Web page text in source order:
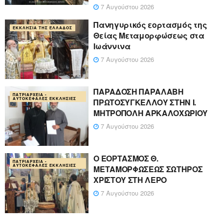
7 Αυγούστου 2026
ΕΚΚΛΗΣΊΑ ΤΗΣ ΕΛΛΆΔΟΣ
Πανηγυρικός εορτασμός της
Θείας Μεταμορφώσεως στα
Ιωάννινα
7 Αυγούστου 2026
ΠΑΤΡΙΑΡΧΕΊΑ -
ΑΥΤΟΚΈΦΑΛΕΣ ΕΚΚΛΗΣΊΕΣ
ΠΑΡΑΔΟΣΗ ΠΑΡΑΛΑΒΗ
ΠΡΩΤΟΣΥΓΚΕΛΛΟΥ ΣΤΗΝ Ι.
ΜΗΤΡΟΠΟΛΗ ΑΡΚΑΛΟΧΩΡΙΟΥ
7 Αυγούστου 2026
ΠΑΤΡΙΑΡΧΕΊΑ -
ΑΥΤΟΚΈΦΑΛΕΣ ΕΚΚΛΗΣΊΕΣ
Ο ΕΟΡΤΑΣΜΟΣ Θ.
ΜΕΤΑΜΟΡΦΩΣΕΩΣ ΣΩΤΗΡΟΣ
ΧΡΙΣΤΟΥ ΣΤΗ ΛΕΡΟ
7 Αυγούστου 2026